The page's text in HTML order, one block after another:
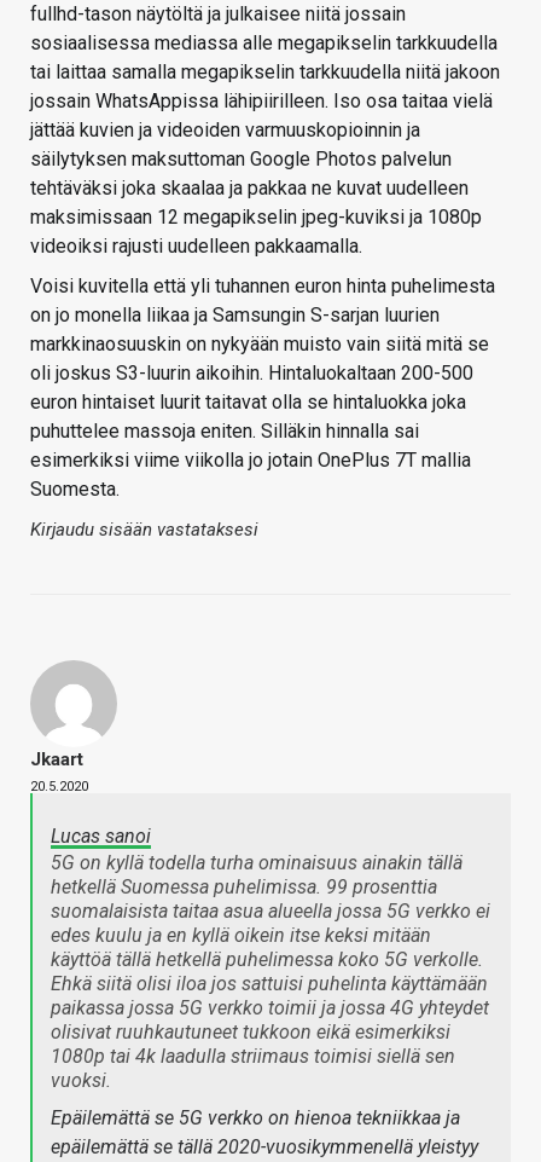
fullhd-tason näytöltä ja julkaisee niitä jossain
sosiaalisessa mediassa alle megapikselin tarkkuudella
tai laittaa samalla megapikselin tarkkuudella niitä jakoon
jossain WhatsAppissa lähipiirilleen. Iso osa taitaa vielä
jättää kuvien ja videoiden varmuuskopioinnin ja
säilytyksen maksuttoman Google Photos palvelun
tehtäväksi joka skaalaa ja pakkaa ne kuvat uudelleen
maksimissaan 12 megapikselin jpeg-kuviksi ja 1080p
videoiksi rajusti uudelleen pakkaamalla.
Voisi kuvitella että yli tuhannen euron hinta puhelimesta
on jo monella liikaa ja Samsungin S-sarjan luurien
markkinaosuuskin on nykyään muisto vain siitä mitä se
oli joskus S3-luurin aikoihin. Hintaluokaltaan 200-500
euron hintaiset luurit taitavat olla se hintaluokka joka
puhuttelee massoja eniten. Silläkin hinnalla sai
esimerkiksi viime viikolla jo jotain OnePlus 7T mallia
Suomesta.
Kirjaudu sisään vastataksesi
Jkaart
20.5.2020
Lucas sanoi
5G on kyllä todella turha ominaisuus ainakin tällä
hetkellä Suomessa puhelimissa. 99 prosenttia
suomalaisista taitaa asua alueella jossa 5G verkko ei
edes kuulu ja en kyllä oikein itse keksi mitään
käyttöä tällä hetkellä puhelimessa koko 5G verkolle.
Ehkä siitä olisi iloa jos sattuisi puhelinta käyttämään
paikassa jossa 5G verkko toimii ja jossa 4G yhteydet
olisivat ruuhkautuneet tukkoon eikä esimerkiksi
1080p tai 4k laadulla striimaus toimisi siellä sen
vuoksi.
Epäilemättä se 5G verkko on hienoa tekniikkaa ja
epäilemättä se tällä 2020-vuosikymmenellä yleistyy